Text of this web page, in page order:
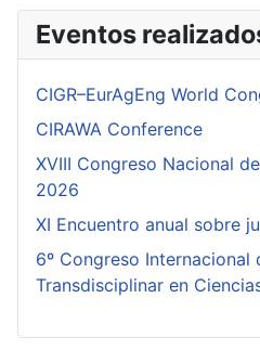
Eventos
CIGR–EurAgEng World
CIRAWA Conference
XVIII Congreso Nacional
2026
XI Encuentro anual sobre
6º Congreso Internacional
Transdisciplinar en